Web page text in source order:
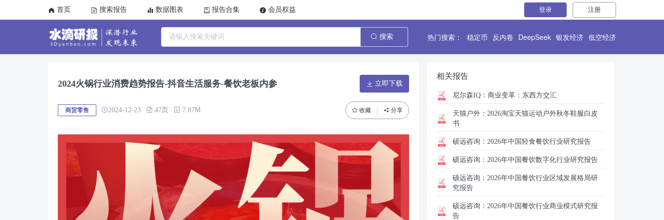
首页 搜索报告 数据图表 报告合集 会员权益 登录 注册
搜索 热门搜索： 稳定币 反内卷 DeepSeek 银发经济 低空经济
2024火锅行业消费趋势报告-抖音生活服务-餐饮老板内参 立即下载
商贸零售 2024-12-23 47页 7.87M 收藏 分享
相关报告
尼尔森IQ： 商业变革：东西方交汇
天猫户外： 2026淘宝天猫运动户外秋冬鞋服白皮
书
硕远咨询： 2026年中国轻食餐饮行业研究报告
硕远咨询： 2026年中国餐饮数字化行业研究报告
硕远咨询： 2026年中国餐饮行业区域发展格局研
究报告
硕远咨询： 2026年中国餐饮行业商业模式研究报
告